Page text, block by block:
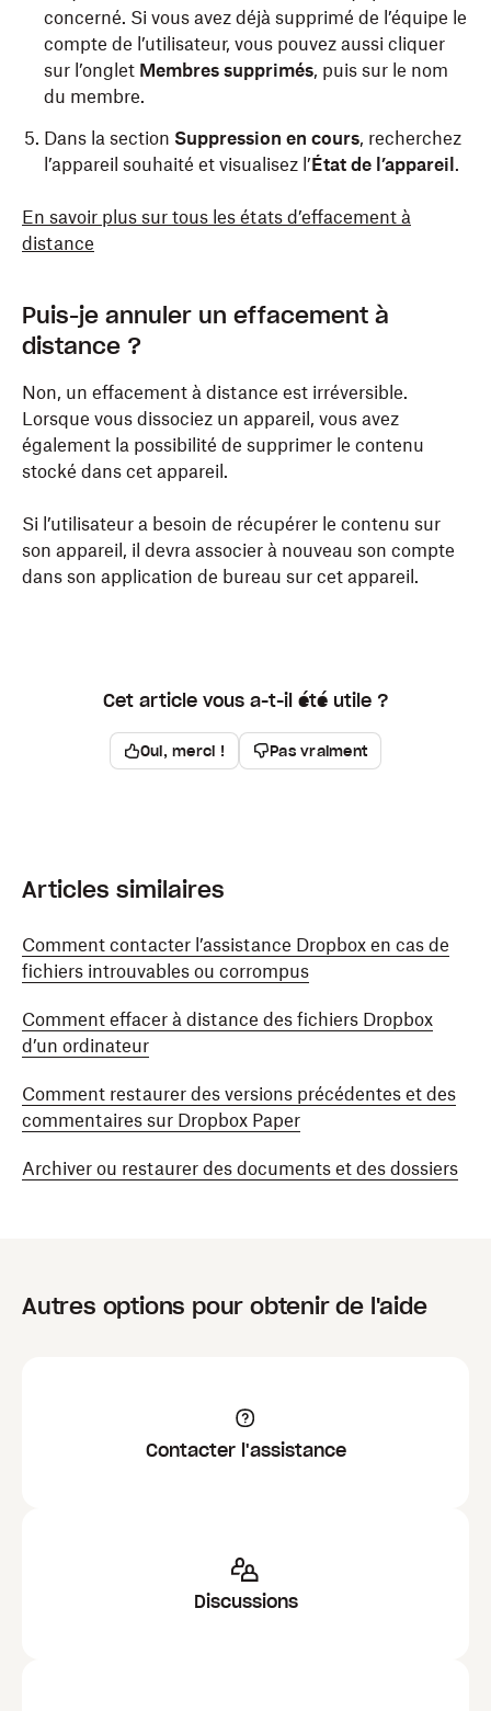
concerné. Si vous avez déjà supprimé de l’équipe le
compte de l’utilisateur, vous pouvez aussi cliquer
sur l’onglet Membres supprimés, puis sur le nom
du membre.
Dans la section Suppression en cours, recherchez
l’appareil souhaité et visualisez l’État de l’appareil .
En savoir plus sur tous les états d’effacement à
distance
Puis-je annuler un effacement à
distance ?
Non, un effacement à distance est irréversible.
Lorsque vous dissociez un appareil, vous avez
également la possibilité de supprimer le contenu
stocké dans cet appareil.
Si l’utilisateur a besoin de récupérer le contenu sur
son appareil, il devra associer à nouveau son compte
dans son application de bureau sur cet appareil.
Cet article vous a-t-il été utile ?
Oui, merci ! Pas vraiment
Articles similaires
Comment contacter l’assistance Dropbox en cas de
fichiers introuvables ou corrompus
Comment effacer à distance des fichiers Dropbox
d’un ordinateur
Comment restaurer des versions précédentes et des
commentaires sur Dropbox Paper
Archiver ou restaurer des documents et des dossiers
Autres options pour obtenir de l'aide
Contacter l'assistance
Discussions